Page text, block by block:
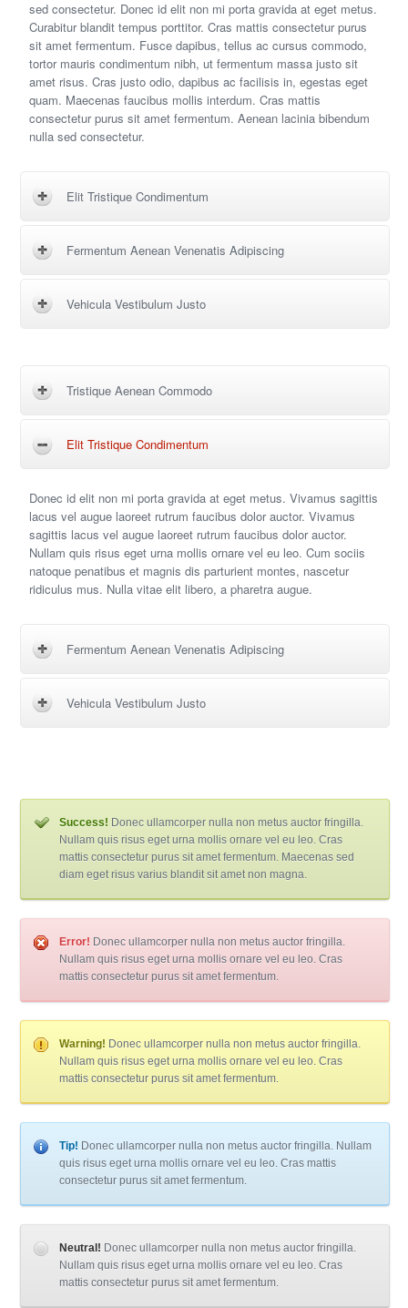
sed consectetur. Donec id elit non mi porta gravida at eget metus.
Curabitur blandit tempus porttitor. Cras mattis consectetur purus
sit amet fermentum. Fusce dapibus, tellus ac cursus commodo,
tortor mauris condimentum nibh, ut fermentum massa justo sit
amet risus. Cras justo odio, dapibus ac facilisis in, egestas eget
quam. Maecenas faucibus mollis interdum. Cras mattis
consectetur purus sit amet fermentum. Aenean lacinia bibendum
nulla sed consectetur.
Elit Tristique Condimentum
Fermentum Aenean Venenatis Adipiscing
Vehicula Vestibulum Justo
Tristique Aenean Commodo
Elit Tristique Condimentum
Donec id elit non mi porta gravida at eget metus. Vivamus sagittis
lacus vel augue laoreet rutrum faucibus dolor auctor. Vivamus
sagittis lacus vel augue laoreet rutrum faucibus dolor auctor.
Nullam quis risus eget urna mollis ornare vel eu leo. Cum sociis
natoque penatibus et magnis dis parturient montes, nascetur
ridiculus mus. Nulla vitae elit libero, a pharetra augue.
Fermentum Aenean Venenatis Adipiscing
Vehicula Vestibulum Justo
Success! Donec ullamcorper nulla non metus auctor fringilla.
Nullam quis risus eget urna mollis ornare vel eu leo. Cras
mattis consectetur purus sit amet fermentum. Maecenas sed
diam eget risus varius blandit sit amet non magna.
Error! Donec ullamcorper nulla non metus auctor fringilla.
Nullam quis risus eget urna mollis ornare vel eu leo. Cras
mattis consectetur purus sit amet fermentum.
Warning! Donec ullamcorper nulla non metus auctor fringilla.
Nullam quis risus eget urna mollis ornare vel eu leo. Cras
mattis consectetur purus sit amet fermentum.
Tip! Donec ullamcorper nulla non metus auctor fringilla. Nullam
quis risus eget urna mollis ornare vel eu leo. Cras mattis
consectetur purus sit amet fermentum.
Neutral! Donec ullamcorper nulla non metus auctor fringilla.
Nullam quis risus eget urna mollis ornare vel eu leo. Cras
mattis consectetur purus sit amet fermentum.